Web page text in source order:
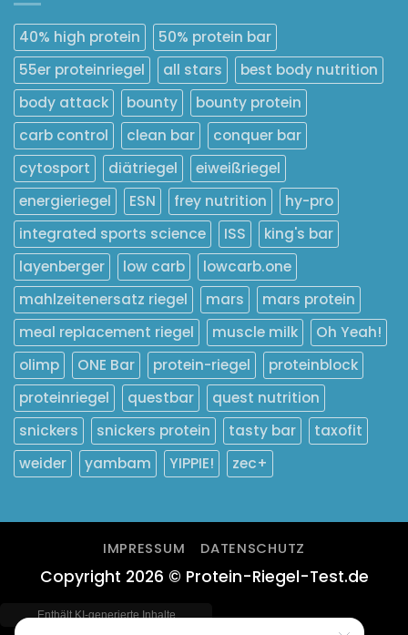
40% high protein
50% protein bar
55er proteinriegel
all stars
best body nutrition
body attack
bounty
bounty protein
carb control
clean bar
conquer bar
cytosport
diätriegel
eiweißriegel
energieriegel
ESN frey nutrition
hy-pro
integrated sports science
ISS
king's bar
layenberger
low carb
lowcarb.one
mahlzeitenersatz riegel
mars
mars protein
meal replacement riegel
muscle milk
Oh Yeah!
olimp
ONE Bar protein-riegel
proteinblock
proteinriegel
questbar
quest nutrition
snickers
snickers protein tasty bar
taxofit
weider
yambam YIPPIE! zec+
IMPRESSUM DATENSCHUTZ
Copyright 2026 © Protein-Riegel-Test.de